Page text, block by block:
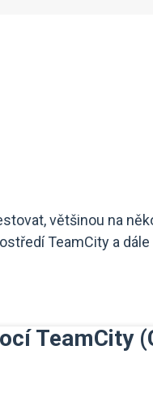
většinou na
TeamCity a
TeamCity